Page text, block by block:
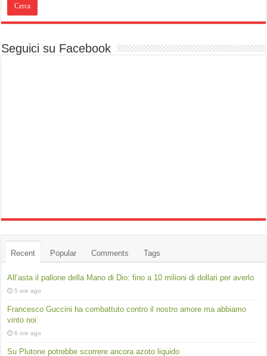
Seguici su Facebook
Recent Popular Comments Tags
All’asta il pallone della Mano di Dio: fino a 10 milioni di dollari per averlo
5 ore ago
Francesco Guccini ha combattuto contro il nostro amore ma abbiamo
vinto noi
6 ore ago
Su Plutone potrebbe scorrere ancora azoto liquido